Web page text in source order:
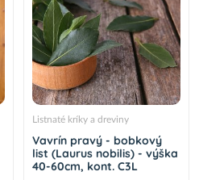
Listnaté kríky a dreviny
Vavrín pravý - bobkový
list (Laurus nobilis) - výška
40-60cm, kont. C3L